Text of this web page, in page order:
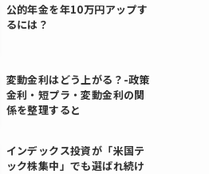
公的年金を年10万円アップす
るには？
変動金利はどう上がる？-政策
金利・短プラ・変動金利の関
係を整理すると
インデックス投資が「米国テ
ック株集中」でも選ばれ続け